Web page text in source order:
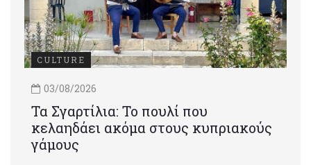
CULTURE
03/08/2026
Τα Σγαρτίλια: Το πουλί που
κελαηδάει ακόμα στους κυπριακούς
γάμους